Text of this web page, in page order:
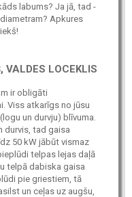
labums? Ja jā, tad -
Apkures
VALDES LOCEKLIS
ir obligāti
Viss atkarīgs no jūsu
un durvju) blīvuma.
durvis, tad gaisa
50 kW jābūt vismaz
telpas lejas daļā
telpā dabiska gaisa
pie griestiem, tā
un ceļas uz augšu,